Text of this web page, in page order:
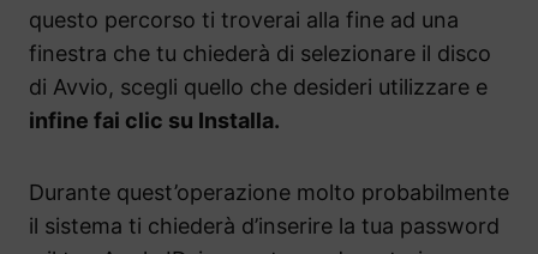
questo percorso ti troverai alla fine ad una
finestra che tu chiederà di selezionare il disco
di Avvio, scegli quello che desideri utilizzare e
infine fai clic su Installa.
Durante quest’operazione molto probabilmente
il sistema ti chiederà d’inserire la tua password